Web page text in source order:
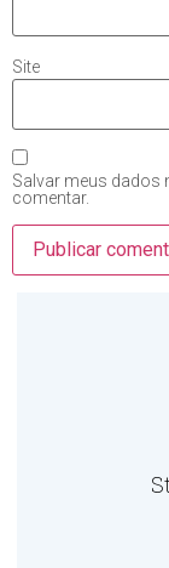
Site
Salvar meus dados
comentar.